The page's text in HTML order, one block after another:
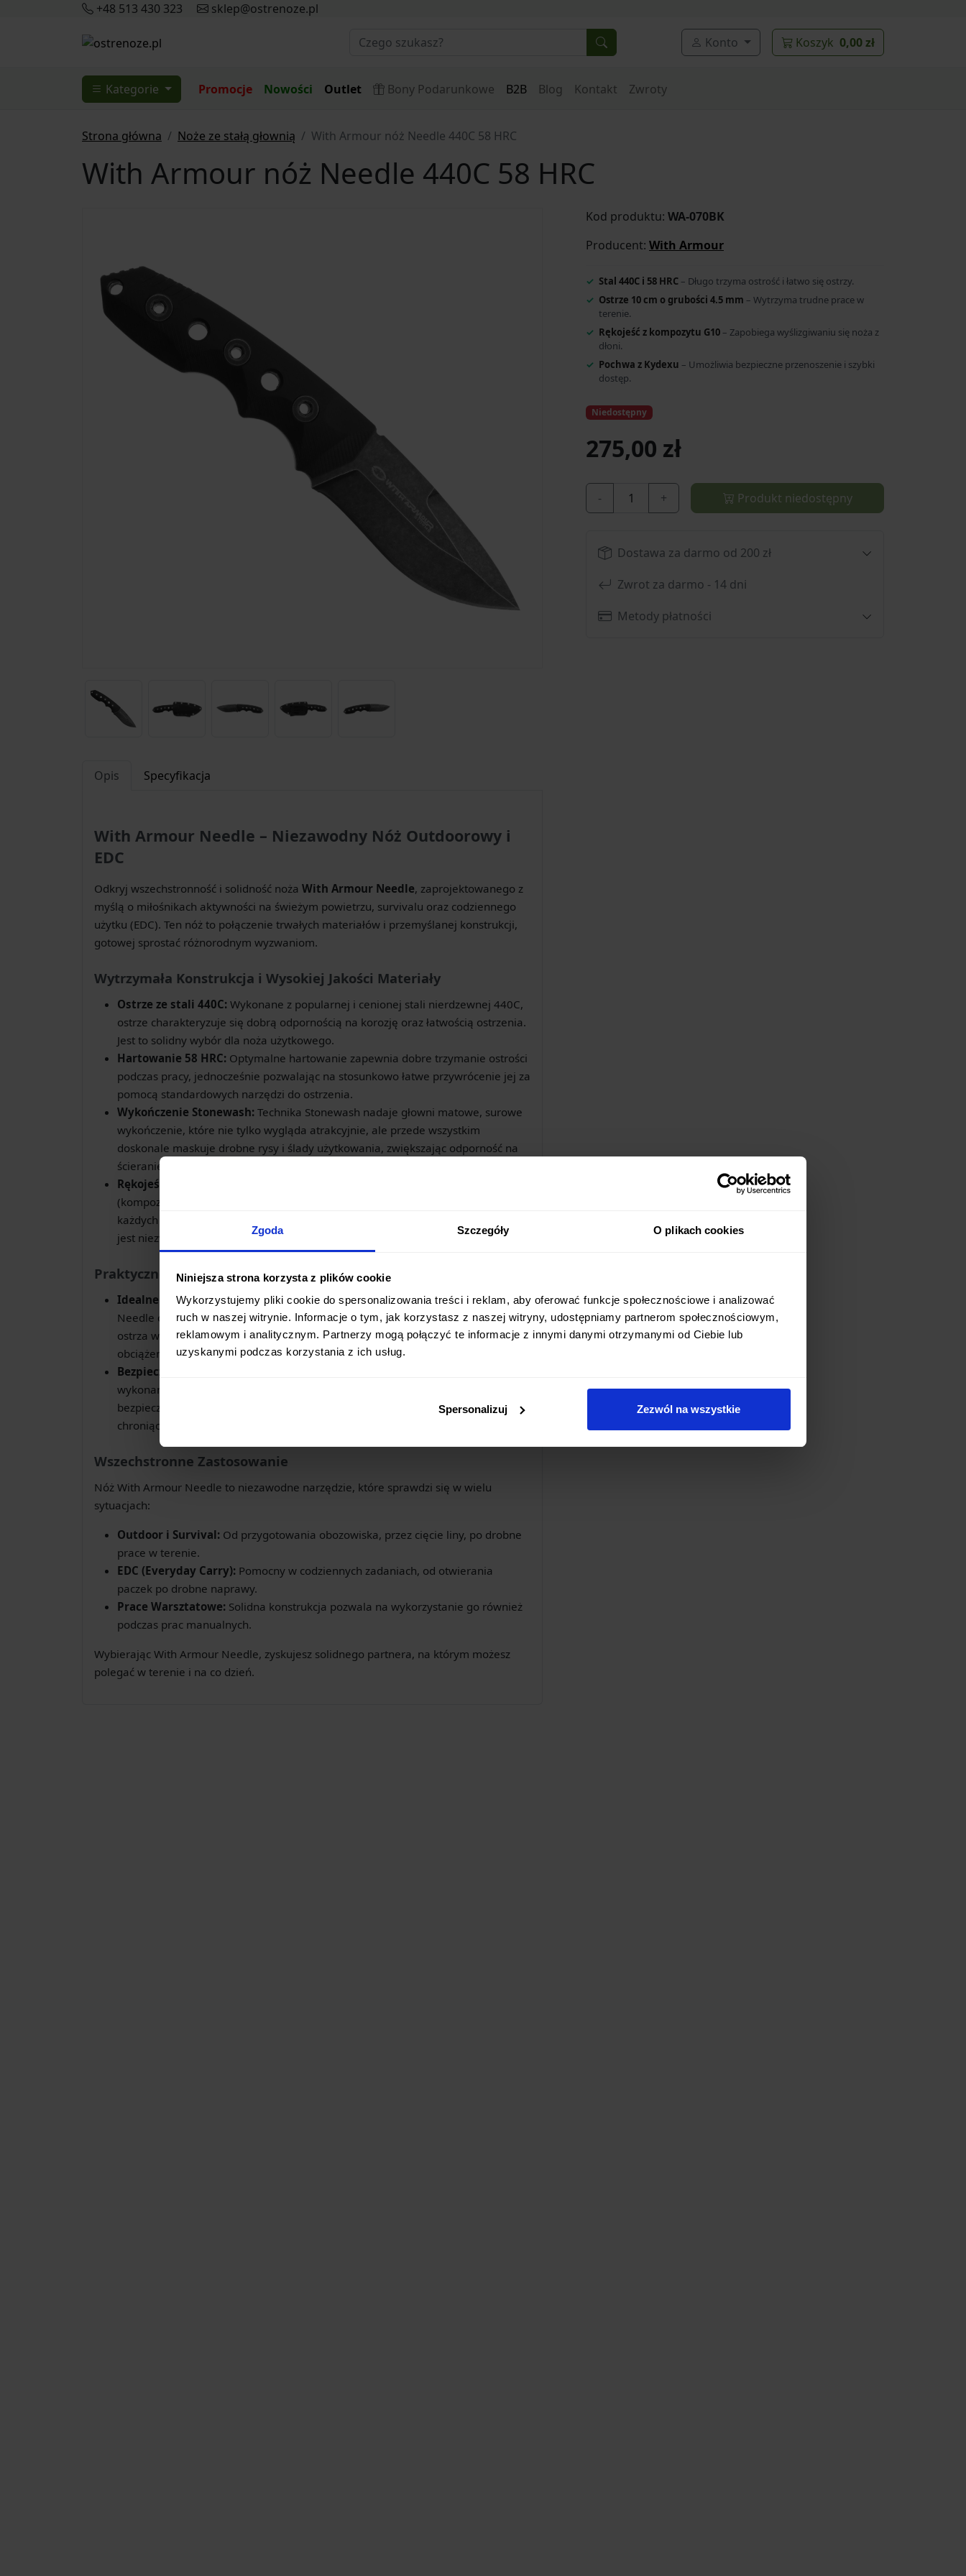
Zgoda Szczegóły O plikach cookies
Niniejsza strona korzysta z plików cookie
Wykorzystujemy pliki cookie do spersonalizowania treści i reklam, aby oferować funkcje społecznościowe i analizować
ruch w naszej witrynie. Informacje o tym, jak korzystasz z naszej witryny, udostępniamy partnerom społecznościowym,
reklamowym i analitycznym. Partnerzy mogą połączyć te informacje z innymi danymi otrzymanymi od Ciebie lub
uzyskanymi podczas korzystania z ich usług.
Spersonalizuj Zezwól na wszystkie
+48 513 430 323 sklep@ostrenoze.pl
Konto Koszyk 0,00 zł
Kategorie Promocje Nowości Outlet Bony Podarunkowe B2B Blog Kontakt Zwroty
Strona główna Noże ze stałą głownią With Armour nóż Needle 440C 58 HRC
With Armour nóż Needle 440C 58 HRC
Opis Specyfikacja
With Armour Needle – Niezawodny Nóż Outdoorowy i
EDC
Odkryj wszechstronność i solidność noża With Armour Needle, zaprojektowanego z
myślą o miłośnikach aktywności na świeżym powietrzu, survivalu oraz codziennego
użytku (EDC). Ten nóż to połączenie trwałych materiałów i przemyślanej konstrukcji,
gotowej sprostać różnorodnym wyzwaniom.
Wytrzymała Konstrukcja i Wysokiej Jakości Materiały
Ostrze ze stali 440C: Wykonane z popularnej i cenionej stali nierdzewnej 440C,
ostrze charakteryzuje się dobrą odpornością na korozję oraz łatwością ostrzenia.
Jest to solidny wybór dla noża użytkowego.
Hartowanie 58 HRC: Optymalne hartowanie zapewnia dobre trzymanie ostrości
podczas pracy, jednocześnie pozwalając na stosunkowo łatwe przywrócenie jej za
pomocą standardowych narzędzi do ostrzenia.
Wykończenie Stonewash: Technika Stonewash nadaje głowni matowe, surowe
wykończenie, które nie tylko wygląda atrakcyjnie, ale przede wszystkim
doskonale maskuje drobne rysy i ślady użytkowania, zwiększając odporność na
ścieranie.
Rękojeść z G10:
(kompozytu włókna szklanego i żywicy) gwarantuje pewny i stabilny chwyt w
każdych warunkach, nawet gdy dłonie są mokre lub zabrudzone. Materiał ten
jest niezwykle wytrzymały i odporny na wilgoć oraz zmiany temperatury.
Praktyczne Rozwiązania
Idealne Wymiary:Z długością ostrza 10 cm i całkowitą długością 23 cm, nóż
Needle oferuje doskonały balans między użytecznością a poręcznością. Grubość
ostrza wynosząca 4.5 mm świadczy o jego solidności i wytrzymałości na
obciążenia.
Bezpieczna Pochwa Kydexowa:
wykonana z wytrzymałego tworzywa sztucznego (kydexu). Zapewnia ona
bezpieczne przechowywanie noża i umożliwia jego komfortowe przenoszenie,
chroniąc zarówno ostrze, jak i użytkownika.
Wszechstronne Zastosowanie
Nóż With Armour Needle to niezawodne narzędzie, które sprawdzi się w wielu
sytuacjach:
Outdoor i Survival: Od przygotowania obozowiska, przez cięcie liny, po drobne
prace w terenie.
EDC (Everyday Carry): Pomocny w codziennych zadaniach, od otwierania
paczek po drobne naprawy.
Prace Warsztatowe: Solidna konstrukcja pozwala na wykorzystanie go również
podczas prac manualnych.
Wybierając With Armour Needle, zyskujesz solidnego partnera, na którym możesz
polegać w terenie i na co dzień.
Kod produktu: WA-070BK
Producent: With Armour
Stal 440C i 58 HRC – Długo trzyma ostrość i łatwo się ostrzy.
Ostrze 10 cm o grubości 4.5 mm – Wytrzyma trudne prace w
terenie.
Rękojeść z kompozytu G10 – Zapobiega wyślizgiwaniu się noża z
dłoni.
Pochwa z Kydexu – Umożliwia bezpieczne przenoszenie i szybki
dostęp.
Niedostępny
275,00 zł
- + Produkt niedostępny
Dostawa za darmo od 200 zł
Zwrot za darmo - 14 dni
Metody płatności